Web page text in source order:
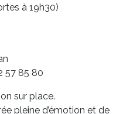
à 19h30)
57 85 80
sur place.
pleine d’émotion et de